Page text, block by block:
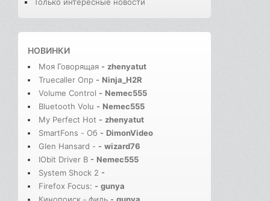
Только интересные новости
НОВИНКИ
Моя Говорящая - zhenyatut
Truecaller Опр - Ninja_H2R
Volume Control - Nemec555
Bluetooth Volu - Nemec555
My Perfect Hot - zhenyatut
SmartFons - Об - DimonVideo
Glen Hansard - - wizard76
IObit Driver B - Nemec555
System Shock 2 -
Firefox Focus: - gunya